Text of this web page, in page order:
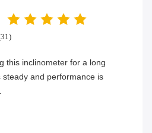
this inclinometer for a long
steady and performance is